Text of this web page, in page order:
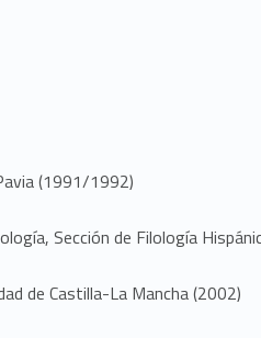
(1991/1992)
Sección de Filología
de Castilla-La Mancha (2002)